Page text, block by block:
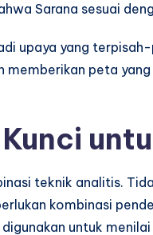
Sarana sesuai
upaya yang
memberikan peta
teknik analitis.
kombinasi
untuk